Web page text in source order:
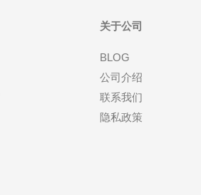
关于公司
BLOG
公司介绍
联系我们
隐私政策